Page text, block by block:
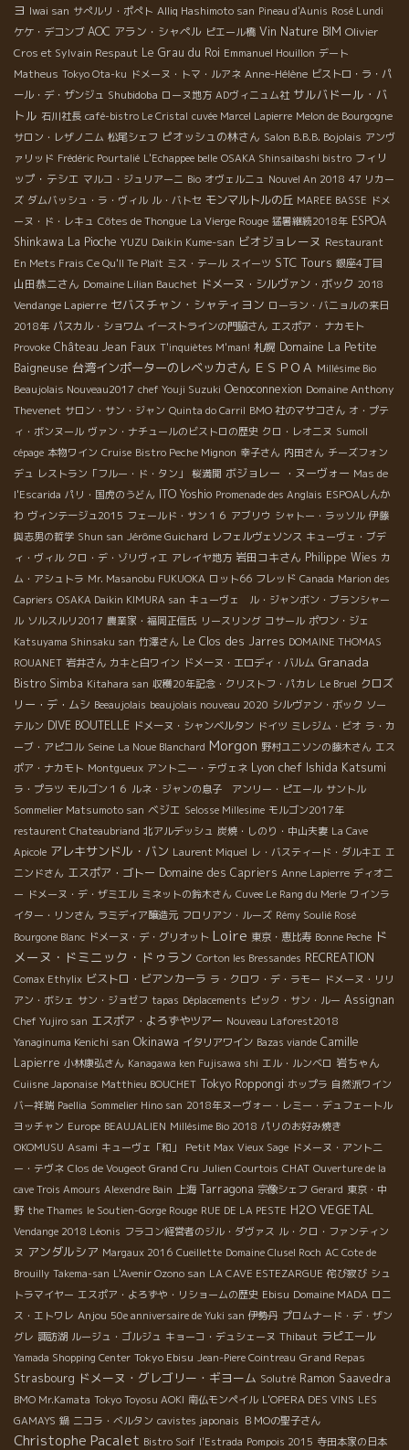
ヨ Iwai san サぺルリ・ポぺト Alliq Hashimoto san Pineau d'Aunis Rosé Lundi
ケケ・デコンブ AOC アラン・シャペル ピエール橋 Vin Nature BIM Olivier
Cros et Sylvain Respaut Le Grau du Roi Emmanuel Houillon デート
Matheus Tokyo Ota-ku ドメーヌ・トマ・ルアネ Anne-Hélène ビストロ・ラ・パ
ール・デ・ザンジュ Shubidoba ローヌ地方 ADヴィニュム社 サルバドール・バ
トル 石川社長 café-bistro Le Cristal cuvée Marcel Lapierre Melon de Bourgogne
サロン・レザノニム 松尾シェフ ピオッシュの林さん Salon B.B.B. Bojolais アンヴ
ァリッド Frédéric Pourtalié L'Echappee belle OSAKA Shinsaibashi bistro フィリ
ップ・テシエ マルコ・ジュリアーニ Bio オヴェルニュ Nouvel An 2018 47 リカー
ズ ダムバッシュ・ラ・ヴィル ル・バトセ モンマルトルの丘 MAREE BASSE ドメ
ーヌ・ド・レキュ Côtes de Thongue La Vierge Rouge 猛暑継続2018年 ESPOA
Shinkawa La Pioche YUZU Daikin Kume-san ビオジョレーヌ Restaurant
En Mets Frais Ce Qu'Il Te Plaît ミス・テール スイーツ STC Tours 銀座4丁目
山田恭二さん Domaine Lilian Bauchet ドメーヌ・シルヴァン・ボック 2018
Vendange Lapierre セバスチャン・シャティヨン ローラン・バニョルの来日
2018年 パスカル・ショワム イーストラインの門脇さん エスポア・ ナカモト
Provoke Château Jean Faux T'inquiètes M'man! 札幌 Domaine La Petite
Baigneuse 台湾インポーターのレベッカさん ＥＳＰＯＡ Millésime Bio
Beaujolais Nouveau2017 chef Youji Suzuki Oenoconnexion Domaine Anthony
Thevenet サロン・サン・ジャン Quinta do Carril BMO 社のマサコさん オ・プテ
ィ・ボンヌール ヴァン・ナチュールのビストロの歴史 クロ・レオニヌ Sumoll
cépage 本物ワイン Cruise Bistro Peche Mignon 幸子さん 内田さん チーズフォン
デュ レストラン「フルー・ド・タン」 桜満開 ボジョレー ・ヌーヴォー Mas de
l'Escarida パリ・国虎のうどん ITO Yoshio Promenade des Anglais ESPOAしんか
わ ヴィンテージュ2015 フェールド・サン１６ アブリウ シャトー・ラッソル 伊藤
與志男の哲学 Shun san Jérôme Guichard レフェルヴェソンス キューヴェ・ブデ
ィ・ヴィル クロ・デ・ゾリヴィエ アレイヤ地方 岩田コキさん Philippe Wies カ
ム・アシュトラ Mr. Masanobu FUKUOKA ロット66 フレッド Canada Marion des
Capriers OSAKA Daikin KIMURA san キューヴェ ル・ジャンボン・ブランシャー
ル ソルスルリ2017 農業家・福岡正信氏 リースリング コサール ポワン・ジェ
Katsuyama Shinsaku san 竹澤さん Le Clos des Jarres DOMAINE THOMAS
ROUANET 岩井さん カキと白ワイン ドメーヌ・エロディ・バルム Granada
Bistro Simba Kitahara san 収穫20年記念・クリストフ・パカレ Le Bruel クロズ
リー・デ・ムシ Beeaujolais beaujolais nouveau 2020 シルヴァン・ボック ソー
テルン DIVE BOUTELLE ドメーヌ・シャンベルタン ドイツ ミレジム・ビオ ラ・カ
ーブ・アピコル Seine La Noue Blanchard Morgon 野村ユニソンの藤木さん エス
ポア・ナカモト Montgueux アントニー・テヴェネ Lyon chef Ishida Katsumi
ラ・プラツ モルゴン１６ ルネ・ジャンの息子 アンリー・ピエール サントル
Sommelier Matsumoto san ベジエ Selosse Millesime モルゴン2017年
restaurent Chateaubriand 北アルデッシュ 炭焼・しのり・中山夫妻 La Cave
Apicole アレキサンドル・バン Laurent Miquel レ・バスティード・ダルキエ エ
ニンドさん エスポア・ゴトー Domaine des Capriers Anne Lapierre ディオニ
ー ドメーヌ・デ・ザミエル ミネットの鈴木さん Cuvee Le Rang du Merle ワインラ
イター・リンさん ラミディア醸造元 フロリアン・ルーズ Rémy Soulié Rosé
Bourgone Blanc ドメーヌ・デ・グリオット Loire 東京・恵比寿 Bonne Peche ド
メーヌ・ドミニック・ドゥラン Corton les Bressandes RECREATION
Comax Ethylix ビストロ・ビアンカーラ ラ・クロワ・デ・ラモー ドメーヌ・リリ
アン・ボシェ サン・ジョゼフ tapas Déplacements ピック・サン・ルー Assignan
Chef Yujiro san エスポア・よろずやツアー Nouveau Laforest2018
Yanaginuma Kenichi san Okinawa イタリアワイン Bazas viande Camille
Lapierre 小林康弘さん Kanagawa ken Fujisawa shi エル・ルンベロ 岩ちゃん
Cuiisne Japonaise Matthieu BOUCHET Tokyo Roppongi ホップラ 自然派ワイン
バー祥瑞 Paellia Sommelier Hino san 2018年ヌーヴォー・レミー・デュフェートル
ヨッチャン Europe BEAUJALIEN Millésime Bio 2018 パリのお好み焼き
OKOMUSU Asami キューヴェ「和」 Petit Max Vieux Sage ドメーヌ・アント二
ー・テヴネ Clos de Vougeot Grand Cru Julien Courtois CHAT Ouverture de la
cave Trois Amours Alexendre Bain 上海 Tarragona 宗像シェフ Gerard 東京・中
野 the Thames le Soutien-Gorge Rouge RUE DE LA PESTE H2O VEGETAL
Vendange 2018 Léonis フラコン経営者のジル・ダヴァス ル・クロ・ファンティン
ヌ アンダルシア Margaux 2016 Cueillette Domaine Clusel Roch AC Cote de
Brouilly Takema-san L'Avenir Ozono san LA CAVE ESTEZARGUE 侘び寂び シュ
トラマイヤー エスポア・よろずや・リショームの歴史 Ebisu Domaine MADA ロニ
ス・エトワレ Anjou 50e anniversaire de Yuki san 伊勢丹 プロムナード・デ・ザン
グレ 諏訪湖 ルージュ・ゴルジュ キョーコ・デュシェーヌ Thibaut ラピエール
Yamada Shopping Center Tokyo Ebisu Jean-Piere Cointreau Grand Repas
Strasbourg ドメーヌ・グレゴリー・ギヨーム Solutré Ramon Saavedra
BMO Mr.Kamata Tokyo Toyosu AOKI 南仏モンペイル L'OPERA DES VINS LES
GAMAYS 鍋 ニコラ・ベルタン cavistes japonais ＢＭОの聖子さん
Christophe Pacalet Bistro Soif l'Estrada Pompois 2015 寺田本家の日本